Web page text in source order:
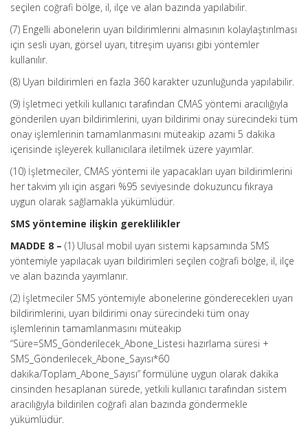
seçilen coğrafi bölge, il, ilçe ve alan bazında yapılabilir.
(7) Engelli abonelerin uyarı bildirimlerini almasının kolaylaştırılması
için sesli uyarı, görsel uyarı, titreşim uyarısı gibi yöntemler
kullanılır.
(8) Uyarı bildirimleri en fazla 360 karakter uzunluğunda yapılabilir.
(9) İşletmeci yetkili kullanıcı tarafından CMAS yöntemi aracılığıyla
gönderilen uyarı bildirimlerini, uyarı bildirimi onay sürecindeki tüm
onay işlemlerinin tamamlanmasını müteakip azami 5 dakika
içerisinde işleyerek kullanıcılara iletilmek üzere yayımlar.
(10) İşletmeciler, CMAS yöntemi ile yapacakları uyarı bildirimlerini
her takvim yılı için asgari %95 seviyesinde dokuzuncu fıkraya
uygun olarak sağlamakla yükümlüdür.
SMS yöntemine ilişkin gereklilikler
MADDE 8 – (1) Ulusal mobil uyarı sistemi kapsamında SMS
yöntemiyle yapılacak uyarı bildirimleri seçilen coğrafi bölge, il, ilçe
ve alan bazında yayımlanır.
(2) İşletmeciler SMS yöntemiyle abonelerine gönderecekleri uyarı
bildirimlerini, uyarı bildirimi onay sürecindeki tüm onay
işlemlerinin tamamlanmasını müteakip
“Süre=SMS_Gönderilecek_Abone_Listesi hazırlama süresi +
SMS_Gönderilecek_Abone_Sayısı*60
dakika/Toplam_Abone_Sayısı” formülüne uygun olarak dakika
cinsinden hesaplanan sürede, yetkili kullanıcı tarafından sistem
aracılığıyla bildirilen coğrafi alan bazında göndermekle
yükümlüdür.